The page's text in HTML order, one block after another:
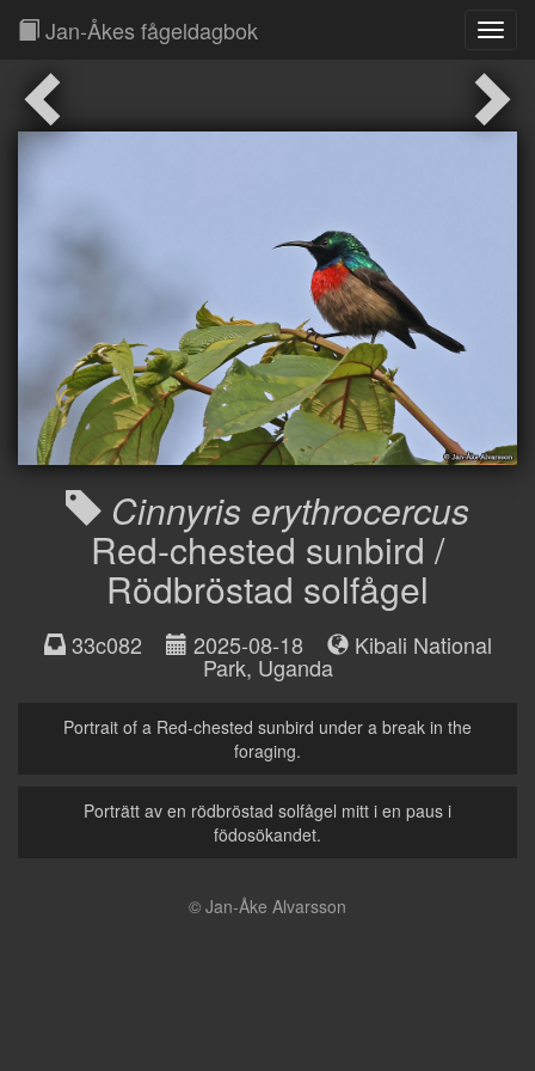
Jan-Åkes fågeldagbok
Cinnyris erythrocercus
Red-chested sunbird /
Rödbröstad solfågel
33c082 2025-08-18 Kibali National
Park, Uganda
Portrait of a Red-chested sunbird under a break in the
foraging.
Porträtt av en rödbröstad solfågel mitt i en paus i
födosökandet.
© Jan-Åke Alvarsson